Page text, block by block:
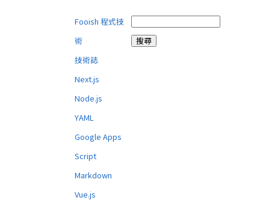
Fooish 程式技
術
技術誌
Next.js
Node.js
YAML
Google Apps
Script
Markdown
Vue.js